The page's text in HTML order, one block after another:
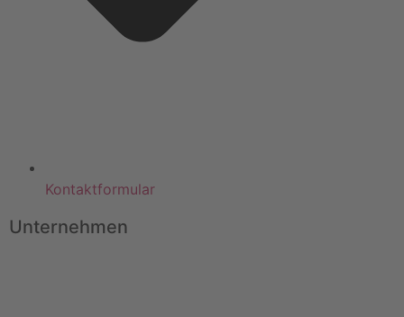
Kontaktformular
Unternehmen